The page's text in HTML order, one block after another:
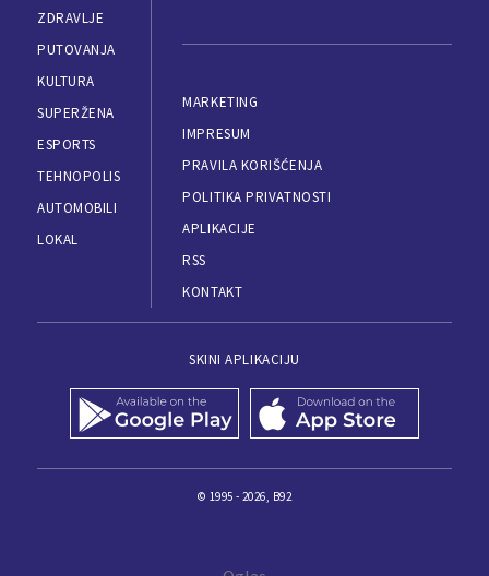
ZDRAVLJE
PUTOVANJA
KULTURA
SUPERŽENA
ESPORTS
TEHNOPOLIS
AUTOMOBILI
LOKAL
MARKETING
IMPRESUM
PRAVILA KORIŠĆENJA
POLITIKA PRIVATNOSTI
APLIKACIJE
RSS
KONTAKT
SKINI APLIKACIJU
© 1995 - 2026, B92